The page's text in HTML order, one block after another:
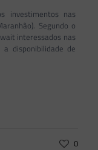
investimentos nas
Segundo o
interessados nas
disponibilidade de
0